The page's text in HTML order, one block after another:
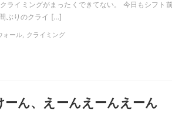
ライミングがまったくできてない。 今日もシフト
ぶりのクライ […]
ォール, クライミング
ん、えーんえーんえーん